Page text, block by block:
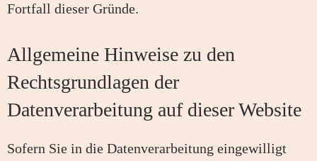
Fortfall dieser Gründe.
Allgemeine Hinweise zu den
Rechtsgrundlagen der
Datenverarbeitung auf dieser Website
Sofern Sie in die Datenverarbeitung eingewilligt